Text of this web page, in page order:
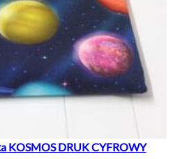
KOSMOS DRUK CYFROWY